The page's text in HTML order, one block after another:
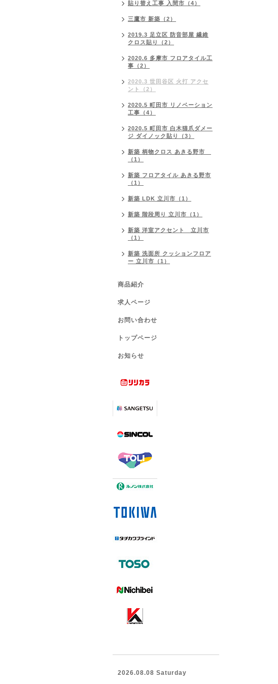
貼り替え工事 入間市（4）
三鷹市 新築（2）
2019.3 足立区 防音部屋 繊維
クロス貼り（2）
2020.6 多摩市 フロアタイル工
事（2）
2020.3 世田谷区 火打 アクセ
ント（2）
2020.5 町田市 リノベーション
工事（4）
2020.5 町田市 白木猫爪ダメー
ジ ダイノック貼り（3）
新築 柄物クロス あきる野市
（1）
新築 フロアタイル あきる野市
（1）
新築 LDK 立川市（1）
新築 階段周り 立川市（1）
新築 洋室アクセント 立川市
（1）
新築 洗面所 クッションフロア
ー 立川市（1）
商品紹介
求人ページ
お問い合わせ
トップページ
お知らせ
2026.08.08 Saturday